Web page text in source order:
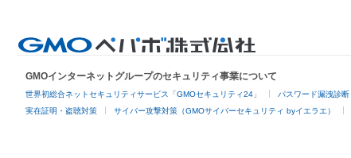
GMOインターネットグループのセキュリティ事業について
世界初総合ネットセキュリティサービス「GMOセキュリティ24」 パスワード漏洩診断
実在証明・盗聴対策 サイバー攻撃対策（GMOサイバーセキュリティ byイエラエ）